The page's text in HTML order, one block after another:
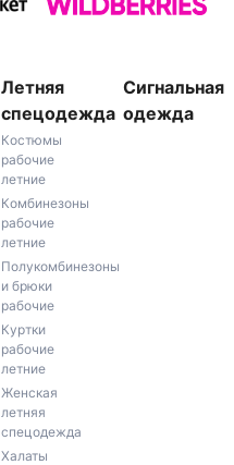
Летняя
спецодежда
Костюмы
рабочие
летние
Комбинезоны
рабочие
летние
Полукомбинезоны
и брюки
рабочие
Куртки
рабочие
летние
Женская
летняя
спецодежда
Халаты
Сигнальная
одежда